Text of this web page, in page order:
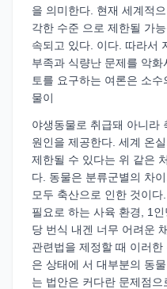
을 의미한다. 현재 세계적
각한 수준 으로 제한될 가
속되고 있다. 이다. 따라서
부족과 식량난 문제를 악
토를 요구하는 여론은 소
물이
야생동물로 취급돼 아니라
원인을 제공한다. 세계 온
제한될 수 있다는 위 같은
다. 동물은 분류군별의 차
모두 축산으로 인한 것이다
필요로 하는 사육 환경, 1
당 번식 내겐 너무 어려운
관련법을 제정할 때 이러
은 상태에 서 대부분의 동
는 법안은 커다란 문제점